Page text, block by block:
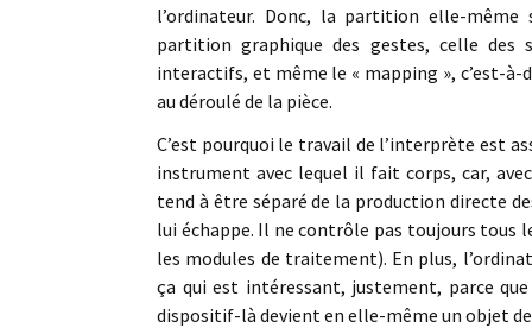
l’ordinateur. Donc, la partition elle-
partition graphique des gestes, celle des
interactifs, et même le « mapping », c’est-
au déroulé de la pièce.
C’est pourquoi le travail de l’interprète est
instrument avec lequel il fait corps, car,
tend à être séparé de la production directe
lui échappe. Il ne contrôle pas toujours tous
les modules de traitement). En plus,
ça qui est intéressant, justement, parce
dispositif-là devient en elle-même un objet